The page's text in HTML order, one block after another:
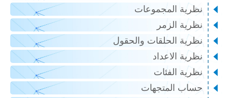
نظرية المجموعات
نظرية الزمر
نظرية الحلقات والحقول
نظرية الاعداد
نظرية الفئات
حساب المتجهات